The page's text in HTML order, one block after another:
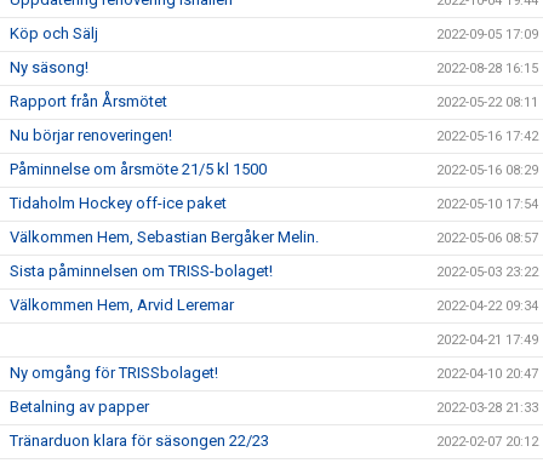
Köp och Sälj 2022-09-05 17:09
Ny säsong! 2022-08-28 16:15
Rapport från Årsmötet 2022-05-22 08:11
Nu börjar renoveringen! 2022-05-16 17:42
Påminnelse om årsmöte 21/5 kl 1500 2022-05-16 08:29
Tidaholm Hockey off-ice paket 2022-05-10 17:54
Välkommen Hem, Sebastian Bergåker Melin. 2022-05-06 08:57
Sista påminnelsen om TRISS-bolaget! 2022-05-03 23:22
Välkommen Hem, Arvid Leremar 2022-04-22 09:34
2022-04-21 17:49
Ny omgång för TRISSbolaget! 2022-04-10 20:47
Betalning av papper 2022-03-28 21:33
Tränarduon klara för säsongen 22/23 2022-02-07 20:12